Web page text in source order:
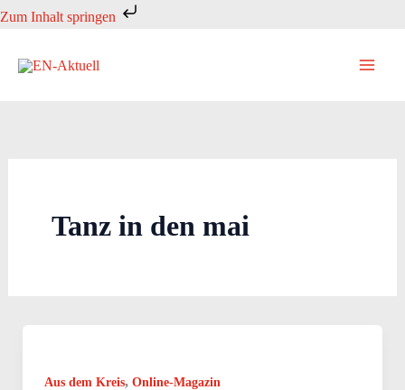
Zum Inhalt springen
Zum
springen
Tanz in den mai
Aus dem Kreis, Online-Magazin